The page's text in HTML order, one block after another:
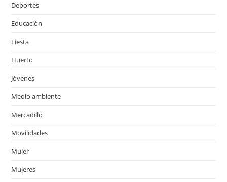
Deportes
Educación
Fiesta
Huerto
Jóvenes
Medio ambiente
Mercadillo
Movilidades
Mujer
Mujeres